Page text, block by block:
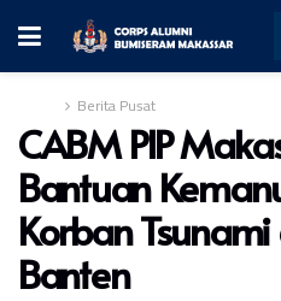
Berita Pusat
CABM PIP
Bantuan
Korban
Banten